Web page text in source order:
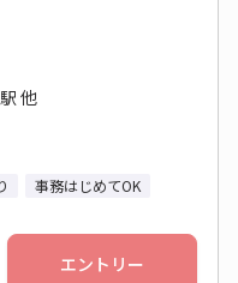
他
事務はじめてOK
エントリー